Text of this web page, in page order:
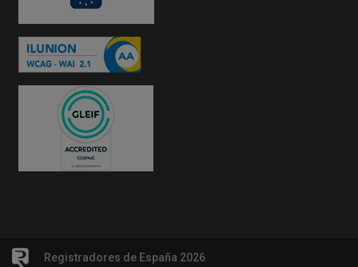
Registradores de España 2026